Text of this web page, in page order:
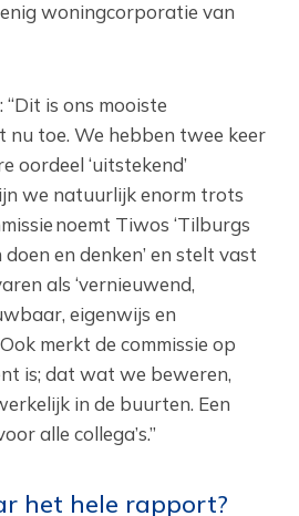
woningcorporatie van
“Dit is ons mooiste
toe. We hebben twee keer
oordeel ‘uitstekend’
we natuurlijk enorm trots
noemt Tiwos ‘Tilburgs
en denken’ en stelt vast
als ‘vernieuwend,
eigenwijs en
merkt de commissie op
is; dat wat we beweren,
in de buurten. Een
alle collega’s.”
het hele rapport?